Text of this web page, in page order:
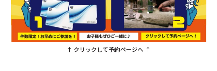
↑ クリックして予約ページへ ↑